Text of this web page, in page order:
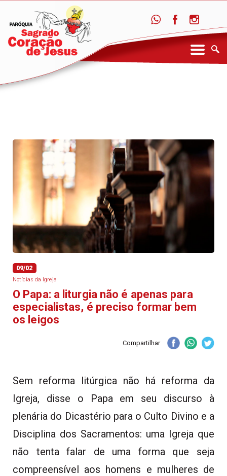
09/02
Notícias da Igreja
O Papa: a liturgia não é apenas para
especialistas, é preciso formar bem
os leigos
Compartilhar
Sem reforma litúrgica não há reforma da
Igreja, disse o Papa em seu discurso à
plenária do Dicastério para o Culto Divino e a
Disciplina dos Sacramentos: uma Igreja que
não tenta falar de uma forma que seja
compreensível aos homens e mulheres de